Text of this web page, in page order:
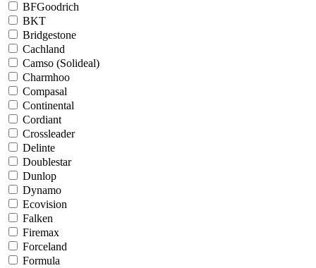
BFGoodrich
BKT
Bridgestone
Cachland
Camso (Solideal)
Charmhoo
Compasal
Continental
Cordiant
Crossleader
Delinte
Doublestar
Dunlop
Dynamo
Ecovision
Falken
Firemax
Forceland
Formula